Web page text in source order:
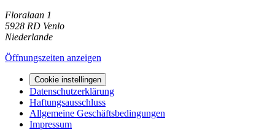
Floralaan 1
5928 RD Venlo
Niederlande
Öffnungszeiten anzeigen
Cookie instellingen
Datenschutzerklärung
Haftungsausschluss
Allgemeine Geschäftsbedingungen
Impressum